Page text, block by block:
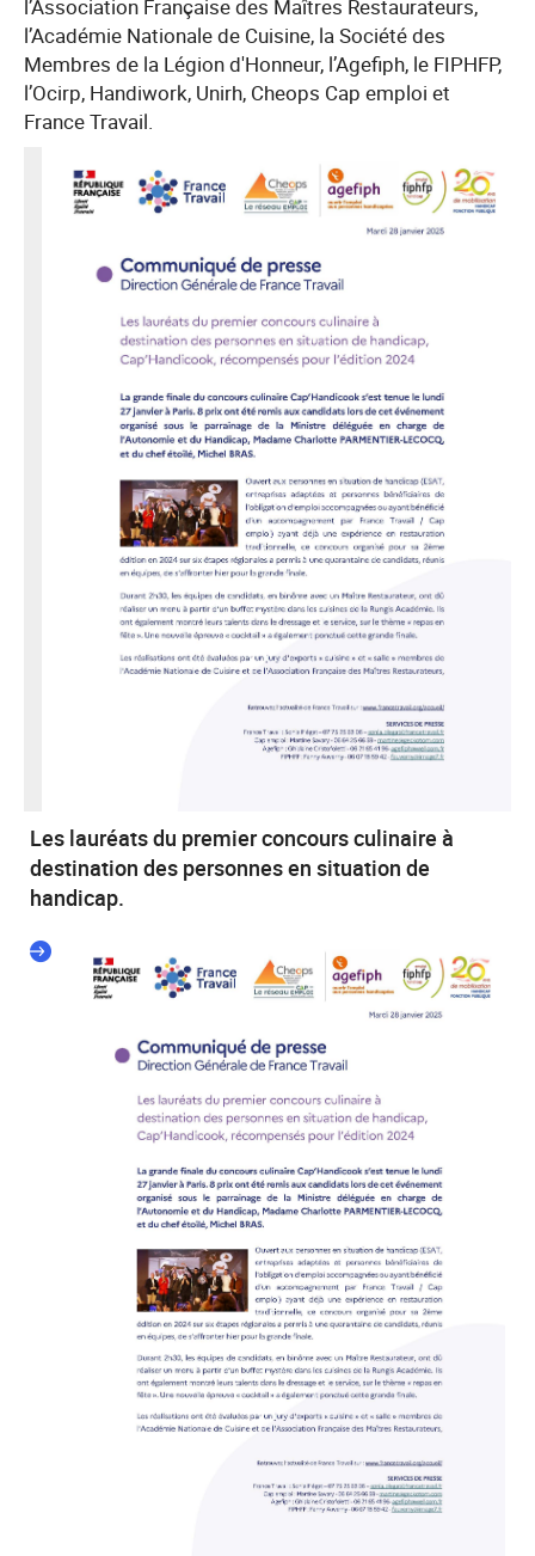
l’Association Française des Maîtres Restaurateurs,
l’Académie Nationale de Cuisine, la Société des
Membres de la Légion d'Honneur, l’Agefiph, le FIPHFP,
l’Ocirp, Handiwork, Unirh, Cheops Cap emploi et
France Travail.
Les lauréats du premier concours culinaire à
destination des personnes en situation de
handicap.